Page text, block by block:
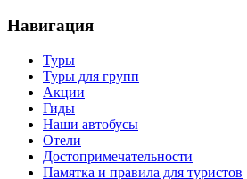
Навигация
Туры
Туры для групп
Акции
Гиды
Наши автобусы
Отели
Достопримечательности
Памятка и правила для туристов